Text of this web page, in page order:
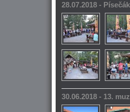
28.07.2018 -
30.06.2018 - 13.